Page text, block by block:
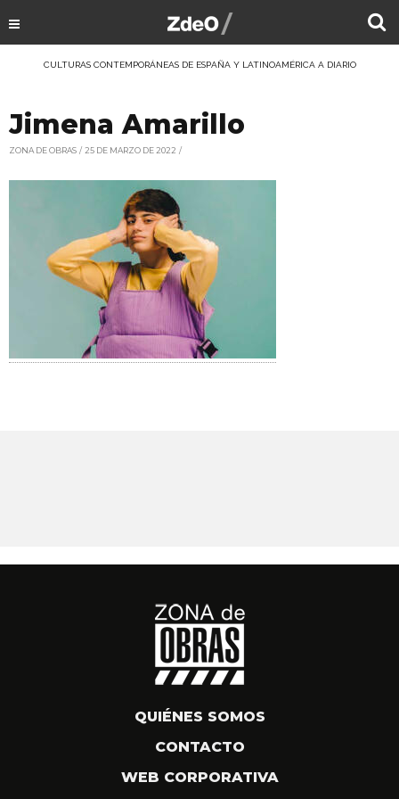
CULTURAS CONTEMPORÁNEAS DE ESPAÑA Y LATINOAMÉRICA A DIARIO
Jimena Amarillo
ZONA DE OBRAS 25 DE MARZO DE 2022
QUIÉNES SOMOS
CONTACTO
WEB CORPORATIVA